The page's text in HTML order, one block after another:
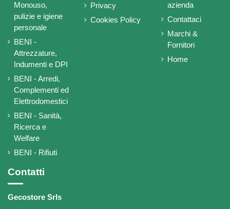
Monouso,
pulizie e igiene
personale
BENI -
Attrezzature,
Indumenti e DPI
BENI - Arredi,
Complementi ed
Elettrodomestici
BENI - Sanità,
Ricerca e
Welfare
BENI - Rifiuti
Privacy
Cookies Policy
azienda
Contattaci
Marchi &
Fornitori
Home
Contatti
Gecostore Srls